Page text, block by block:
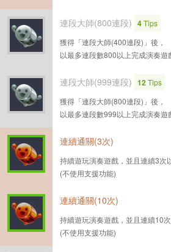
連段大師(800連段) 4Tips
獲得「連段大師(400連段)」後，
以最多連段數800以上完成演奏遊
連段大師(999連段) 12Tips
獲得「連段大師(800連段)」後，
以最多連段數999以上完成演奏遊
連續通關(3次)
持續遊玩演奏遊戲，並且連續3次
(不使用支援功能)
連續通關(10次)
持續遊玩演奏遊戲，並且連續10次
(不使用支援功能)